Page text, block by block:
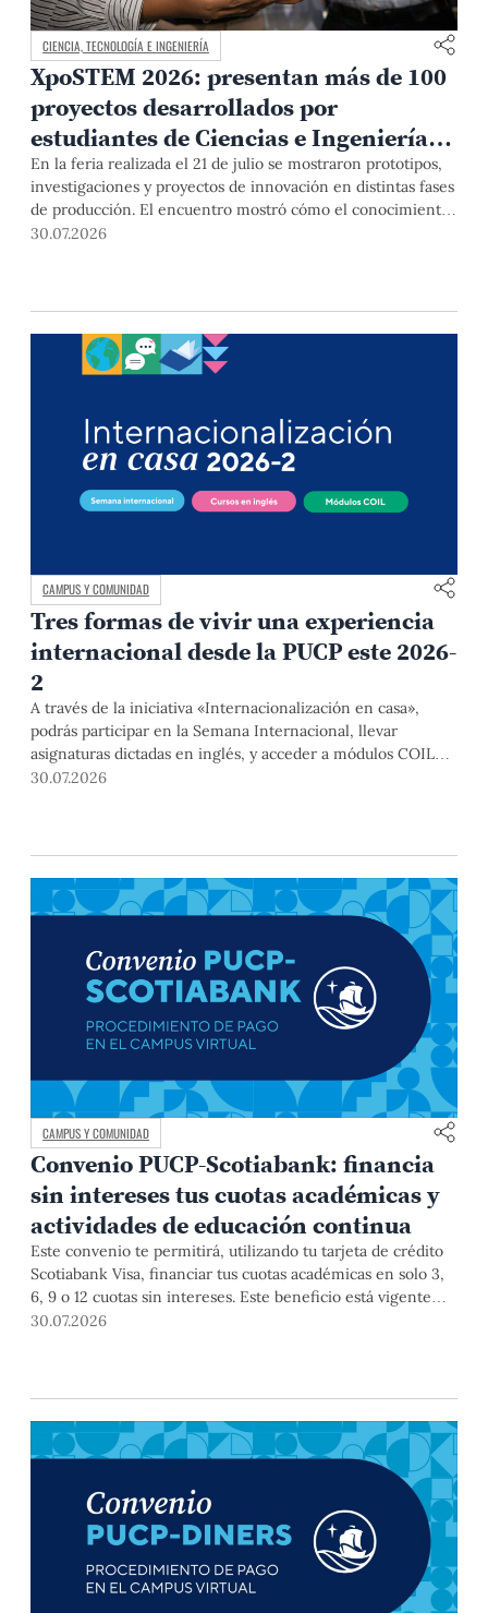
CIENCIA, TECNOLOGÍA E INGENIERÍA
XpoSTEM 2026: presentan más de 100
proyectos desarrollados por
estudiantes de Ciencias e Ingeniería
PUCP orientados a atender
necesidades del país
En la feria realizada el 21 de julio se mostraron prototipos,
investigaciones y proyectos de innovación en distintas fases
de producción. El encuentro mostró cómo el conocimiento
adquirido en las aulas puede responder a desafíos concretos
30.07.2026
CAMPUS Y COMUNIDAD
Tres formas de vivir una experiencia
internacional desde la PUCP este 2026-
2
A través de la iniciativa «Internacionalización en casa»,
podrás participar en la Semana Internacional, llevar
asignaturas dictadas en inglés, y acceder a módulos COIL
junto con estudiantes y docentes de universidades
30.07.2026
CAMPUS Y COMUNIDAD
Convenio PUCP-Scotiabank: financia
sin intereses tus cuotas académicas y
actividades de educación continua
Este convenio te permitirá, utilizando tu tarjeta de crédito
Scotiabank Visa, financiar tus cuotas académicas en solo 3,
6, 9 o 12 cuotas sin intereses. Este beneficio está vigente
hasta el 31 de diciembre de 2026, y aplica para pagos de
30.07.2026